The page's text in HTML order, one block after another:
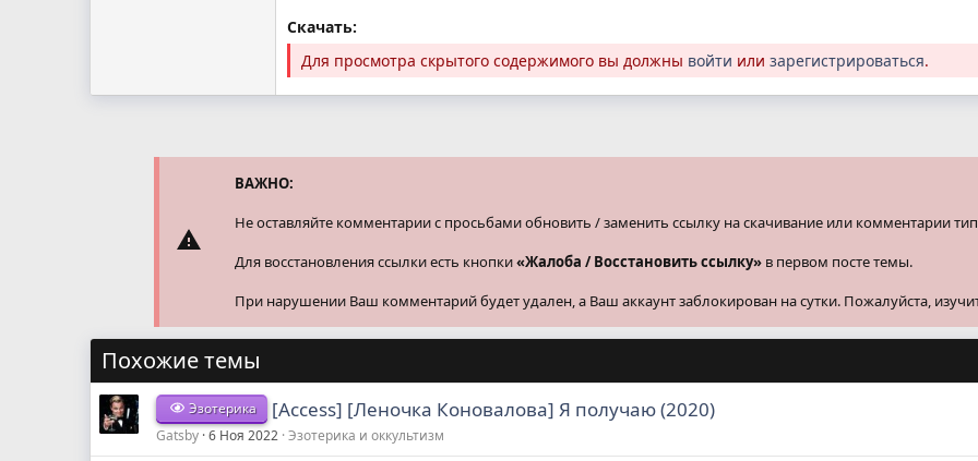
Скачать:
Для просмотра скрытого содержимого вы должны войти или зарегистрироваться.
ВАЖНО:
Не оставляйте комментарии с просьбами обновить / заменить ссылку на скачивание или комментарии
Для восстановления ссылки есть кнопки«Жалоба / Восстановить ссылку» в первом посте темы.
При нарушении Ваш комментарий будет удален, а Ваш аккаунт заблокирован на сутки. Пожалуйста,
Похожие темы
Эзотерика [Access] [Леночка Коновалова] Я получаю (2020)
Gatsby 6 Ноя 2022 Эзотерика и оккультизм